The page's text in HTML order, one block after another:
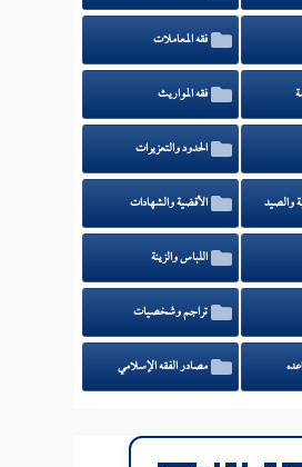
فقه المعاملات
فقه المواريث
الحدود والتعزيرات
والصيد الأقضية والشهادات
اللباس والزينة
تراجم وشخصيات
مصادر الفقه الإسلامي